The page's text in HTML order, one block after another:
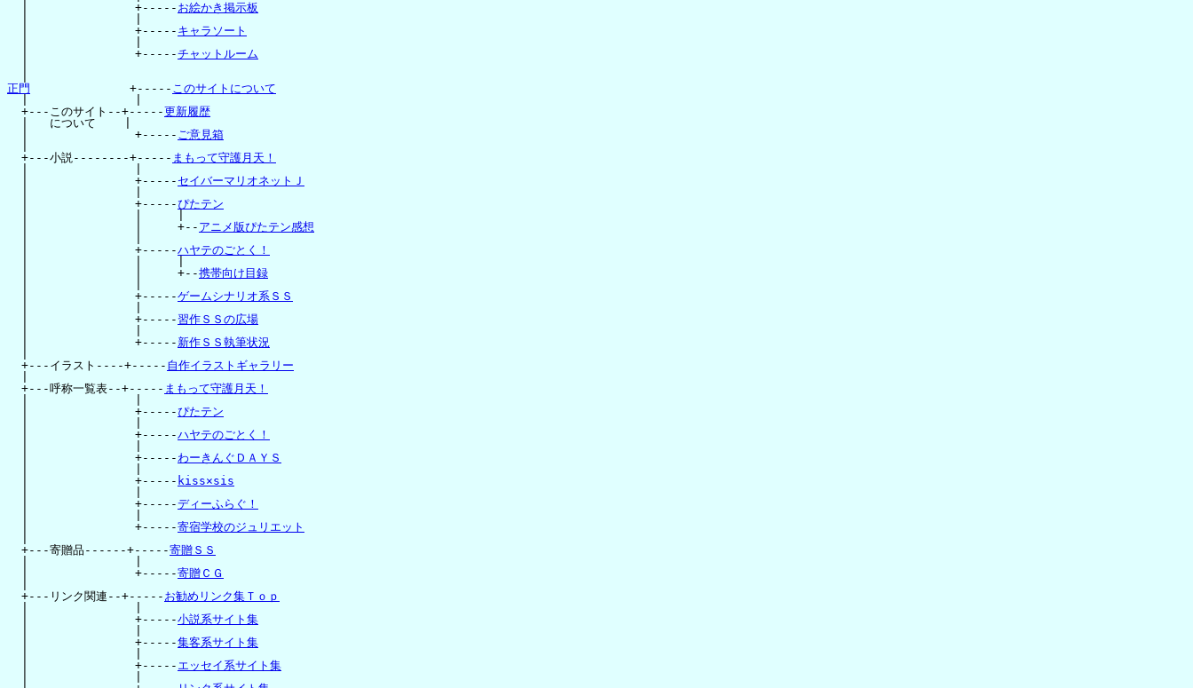
  |               +-----
お絵かき掲示板
  |               +-----
キャラソート
  |               +-----
チャットルーム
正門
              +-----
このサイトについて
  +---このサイト--+-----
更新履歴
  |   について    |
  |               +-----
ご意見箱
  +---小説--------+-----
まもって守護月天！
  |               +-----
セイバーマリオネットＪ
  |               +-----
ぴたテン
  |               |     +--
アニメ版ぴたテン感想
  |               +-----
ハヤテのごとく！
  |               |     +--
携帯向け目録
  |               +-----
ゲームシナリオ系ＳＳ
  |               +-----
習作ＳＳの広場
  |               +-----
新作ＳＳ執筆状況
  +---イラスト----+-----
自作イラストギャラリー
  +---呼称一覧表--+-----
まもって守護月天！
  |               +-----
ぴたテン
  |               +-----
ハヤテのごとく！
  |               +-----
わーきんぐＤＡＹＳ
  |               +-----
kiss×sis
  |               +-----
ディーふらぐ！
  |               +-----
寄宿学校のジュリエット
  +---寄贈品------+-----
寄贈ＳＳ
  |               +-----
寄贈ＣＧ
  +---リンク関連--+-----
お勧めリンク集Ｔｏｐ
  |               +-----
小説系サイト集
  |               +-----
集客系サイト集
  |               +-----
エッセイ系サイト集